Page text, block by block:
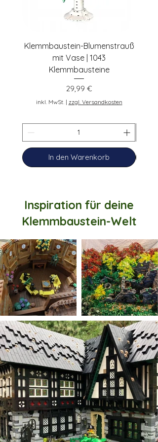
Klemmbaustein-Blumenstrauß
mit Vase | 1043
Klemmbausteine
Preis
29,99 €
inkl. MwSt.| zzgl. Versandkosten
In den Warenkorb
Inspiration für deine
Klemmbaustein-Welt